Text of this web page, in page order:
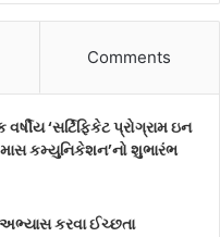
Comments
‘સર્ટિફિકેટ પ્રોગ્રામ ઇન
કમ્યુનિકેશન’નો શુભારંભ
કરવા ઈચ્છતા